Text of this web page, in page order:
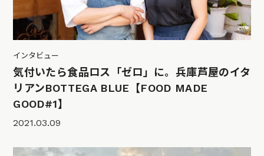
インタビュー
気付いたら食品ロス「ゼロ」に。兵庫芦屋のイタ
リアンBOTTEGA BLUE【FOOD MADE
GOOD#1】
2021.03.09